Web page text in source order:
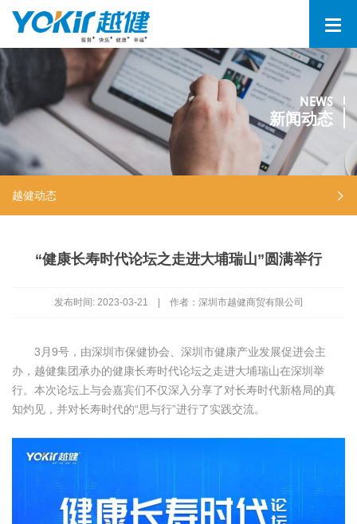
NEWS
新闻动态
越健动态
“健康长寿时代论坛之走进大埔瑞山”圆满举行
发布时间: 2023-03-21 作者：深圳市越健商贸有限公司
3月9号，由深圳市保健协会、深圳市健康产业发展促进会主
办，越健集团承办的健康长寿时代论坛之走进大埔瑞山在深圳举
行。本次论坛上与会嘉宾们不仅深入分享了对长寿时代新格局的真
知灼见，并对长寿时代的“思与行”进行了实践交流。